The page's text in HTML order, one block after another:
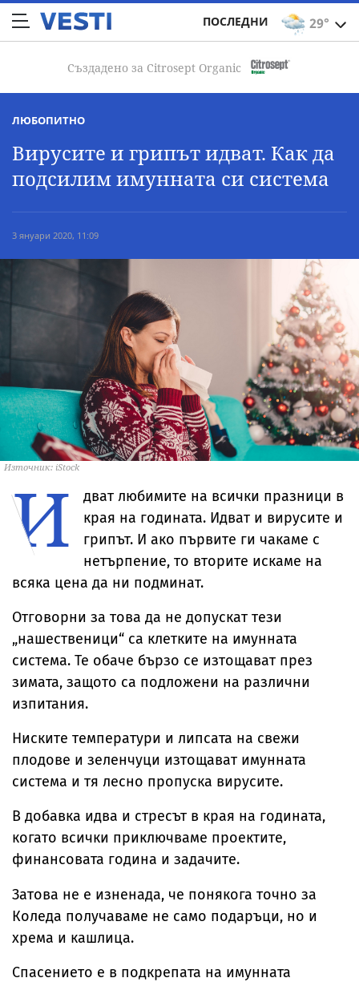
29°
ПОСЛЕДНИ
Създадено за Citrosept Organic
ЛЮБОПИТНО
Вирусите и грипът идват. Как да
подсилим имунната си система
3 януари 2020, 11:09
Източник: iStock
И
дват любимите на всички празници в
края на годината. Идват и вирусите и
грипът. И ако първите ги чакаме с
нетърпение, то вторите искаме на
всяка цена да ни подминат.
Отговорни за това да не допускат тези
„нашественици“ са клетките на имунната
система. Те обаче бързо се изтощават през
зимата, защото са подложени на различни
изпитания.
Ниските температури и липсата на свежи
плодове и зеленчуци изтощават имунната
система и тя лесно пропуска вирусите.
В добавка идва и стресът в края на годината,
когато всички приключваме проектите,
финансовата година и задачите.
Затова не е изненада, че понякога точно за
Коледа получаваме не само подаръци, но и
хрема и кашлица.
Спасението е в подкрепата на имунната